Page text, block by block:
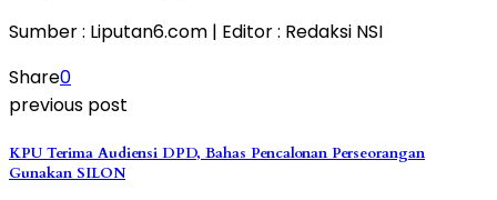
Sumber : Liputan6.com | Editor : Redaksi NSI
Share0
previous post
KPU Terima Audiensi DPD, Bahas Pencalonan Perseorangan
Gunakan SILON